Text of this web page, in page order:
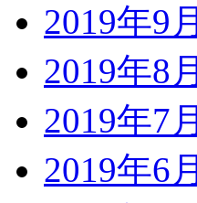
2019年9月
2019年8月
2019年7月
2019年6月